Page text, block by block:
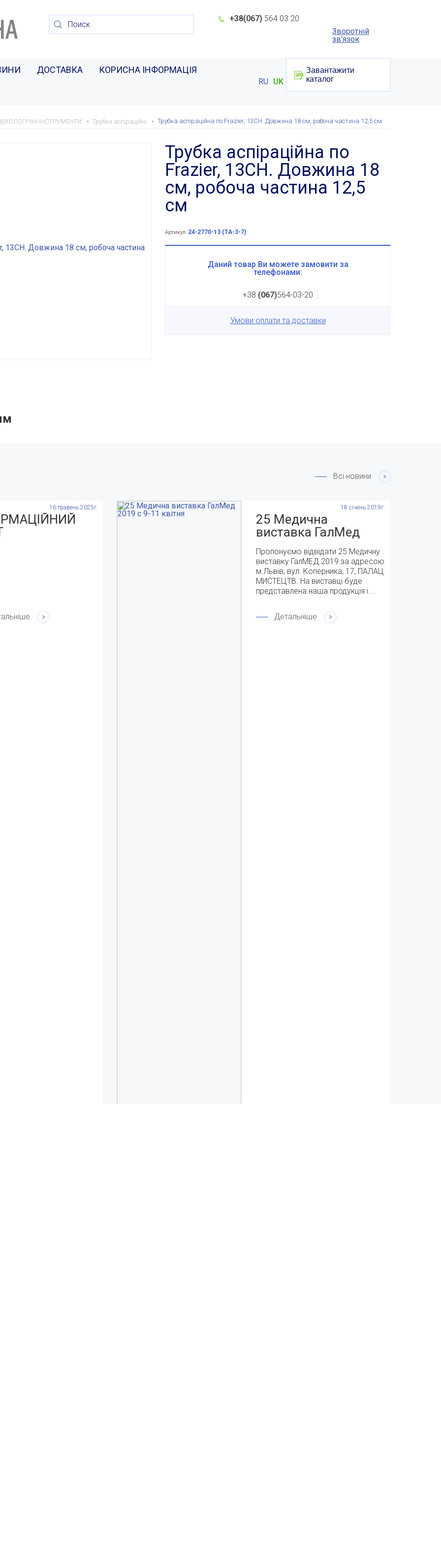
+38(067) 564 03 20
Зворотній
зв'язок
ДОСТАВКА КОРИСНА ІНФОРМАЦІЯ
RU UK
Завантажити
каталог
ІНСТРУМЕНТИ Трубки аспіраційні Трубка аспіраційна по Frazier, 13CH. Довжина 18 см, робоча частина 12,5 см
Трубка аспіраційна по
Frazier, 13CH. Довжина 18
см, робоча частина 12,5
см
Артикул: 24-2770-13 (ТА-3-7)
Даний товар Ви можете замовити за
телефонами:
+38 (067)564-03-20
Умови оплати та доставки
Всі новини
16 травень 2025г. 18 січень 2019г.
25 Медична
виставка ГалМед
2019 с 9-11 квітня
Пропонуємо відвідати 25 Медичну
виставку ГалМЕД 2019 за адресою
м.Львів, вул. Коперника, 17, ПАЛАЦ
МИСТЕЦТВ. На виставці буде
представлена наша продукція і...
Детальніше